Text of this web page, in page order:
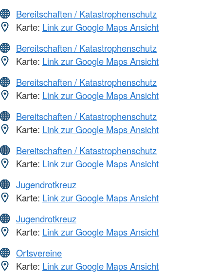
Bereitschaften / Katastrophenschutz
Karte: Link zur Google Maps Ansicht
Bereitschaften / Katastrophenschutz
Karte: Link zur Google Maps Ansicht
Bereitschaften / Katastrophenschutz
Karte: Link zur Google Maps Ansicht
Bereitschaften / Katastrophenschutz
Karte: Link zur Google Maps Ansicht
Bereitschaften / Katastrophenschutz
Karte: Link zur Google Maps Ansicht
Jugendrotkreuz
Karte: Link zur Google Maps Ansicht
Jugendrotkreuz
Karte: Link zur Google Maps Ansicht
Ortsvereine
Karte: Link zur Google Maps Ansicht